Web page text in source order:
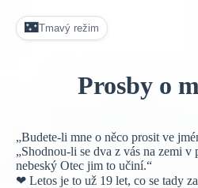
🌃Tmavý režim
Prosby o
„Budete-li mne o něco prosit ve
„Shodnou-li se dva z vás na zemi
nebeský Otec jim to učiní.“
❤ Letos je to už 19 let, co se tady